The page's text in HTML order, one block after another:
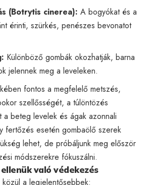
(Botrytis cinerea): A bogyókat és a
érinti, szürkés, penészes bevonatot
Különböző gombák okozhatják, barna
jelennek meg a leveleken.
fontos a megfelelő metszés,
szellősségét, a túlöntözés
a beteg levelek és ágak azonnali
fertőzés esetén gombaölő szerek
lehet, de próbáljunk meg először
módszerekre fókuszálni.
való védekezés
a legjelentősebbek: